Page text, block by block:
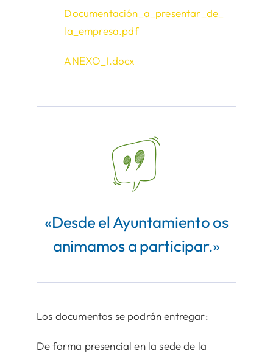
Documentación_a_presentar_de_
la_empresa.pdf
ANEXO_I.docx
«Desde el Ayuntamiento os
animamos a participar.»
Los documentos se podrán entregar:
De forma presencial en la sede de la